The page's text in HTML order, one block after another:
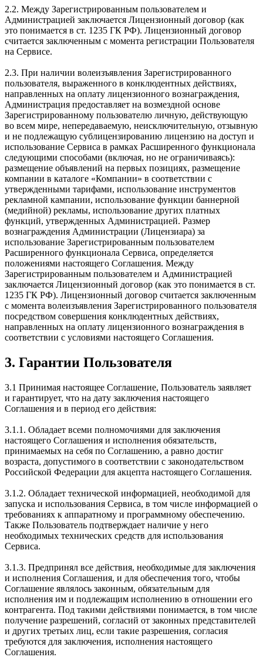
2.2. Между Зарегистрированным пользователем и
Администрацией заключается Лицензионный договор (как
это понимается в ст. 1235 ГК РФ). Лицензионный договор
считается заключенным с момента регистрации Пользователя
на Сервисе.
2.3. При наличии волеизъявления Зарегистрированного
пользователя, выраженного в конклюдентных действиях,
направленных на оплату лицензионного вознаграждения,
Администрация предоставляет на возмездной основе
Зарегистрированному пользователю личную, действующую
во всем мире, непередаваемую, неисключительную, отзывную
и не подлежащую сублицензированию лицензию на доступ и
использование Сервиса в рамках Расширенного функционала
следующими способами (включая, но не ограничиваясь):
размещение объявлений на первых позициях, размещение
компании в каталоге «Компании» в соответствии с
утвержденными тарифами, использование инструментов
рекламной кампании, использование функции баннерной
(медийной) рекламы, использование других платных
функций, утвержденных Администрацией. Размер
вознаграждения Администрации (Лицензиара) за
использование Зарегистрированным пользователем
Расширенного функционала Сервиса, определяется
положениями настоящего Соглашения. Между
Зарегистрированным пользователем и Администрацией
заключается Лицензионный договор (как это понимается в ст.
1235 ГК РФ). Лицензионный договор считается заключенным
с момента волеизъявления Зарегистрированного пользователя
посредством совершения конклюдентных действиях,
направленных на оплату лицензионного вознаграждения в
соответствии с условиями настоящего Соглашения.
3. Гарантии Пользователя
3.1 Принимая настоящее Соглашение, Пользователь заявляет
и гарантирует, что на дату заключения настоящего
Соглашения и в период его действия:
3.1.1. Обладает всеми полномочиями для заключения
настоящего Соглашения и исполнения обязательств,
принимаемых на себя по Соглашению, а равно достиг
возраста, допустимого в соответствии с законодательством
Российской Федерации для акцепта настоящего Cоглашения.
3.1.2. Обладает технической информацией, необходимой для
запуска и использования Сервиса, в том числе информацией о
требованиях к аппаратному и программному обеспечению.
Также Пользователь подтверждает наличие у него
необходимых технических средств для использования
Сервиса.
3.1.3. Предпринял все действия, необходимые для заключения
и исполнения Соглашения, и для обеспечения того, чтобы
Соглашение являлось законным, обязательным для
исполнения им и подлежащим исполнению в отношении его
контрагента. Под такими действиями понимается, в том числе
получение разрешений, согласий от законных представителей
и других третьих лиц, если такие разрешения, согласия
требуются для заключения, исполнения настоящего
Соглашения.